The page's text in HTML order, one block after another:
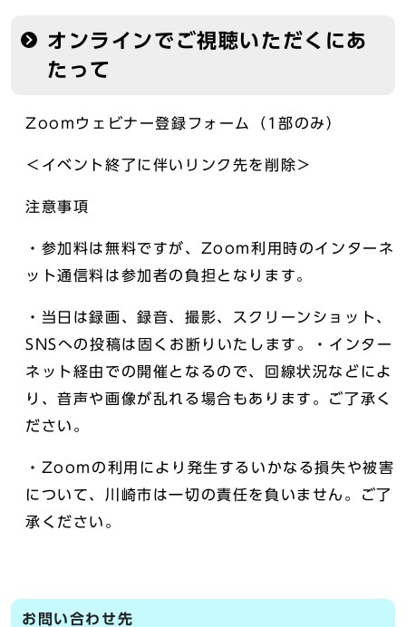
オンラインでご視聴いただくにあ
たって
Zoomウェビナー登録フォーム（1部のみ）
＜イベント終了に伴いリンク先を削除＞
注意事項
・参加料は無料ですが、Zoom利用時のインターネ
ット通信料は参加者の負担となります。
・当日は録画、録音、撮影、スクリーンショット、
SNSへの投稿は固くお断りいたします。・インター
ネット経由での開催となるので、回線状況などによ
り、音声や画像が乱れる場合もあります。ご了承く
ださい。
・Zoomの利用により発生するいかなる損失や被害
について、川崎市は一切の責任を負いません。ご了
承ください。
お問い合わせ先